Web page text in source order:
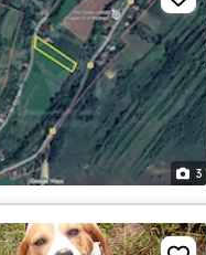
3